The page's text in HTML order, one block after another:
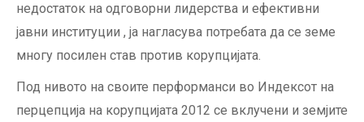
недостаток на одговорни лидерства и ефективни
јавни институции , ја нагласува потребата да се земе
многу посилен став против корупцијата.
Под нивото на своите перформанси во Индексот на
перцепција на корупцијата 2012 се вклучени и земјите